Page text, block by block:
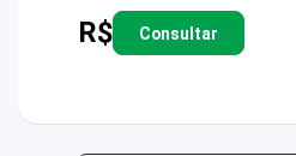
R$ Consultar